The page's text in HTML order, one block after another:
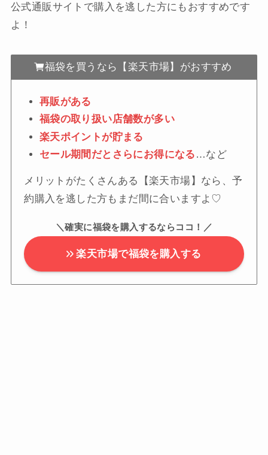
公式通販サイトで購入を逃した方にもおすすめです
よ！
福袋を買うなら【楽天市場】がおすすめ
再販がある
福袋の取り扱い店舗数が多い
楽天ポイントが貯まる
セール期間だとさらにお得になる …など
メリットがたくさんある【楽天市場】なら、予
約購入を逃した方もまだ間に合いますよ♡
＼確実に福袋を購入するならココ！／
楽天市場で福袋を購入する